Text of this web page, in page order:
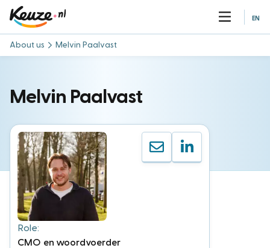
EN
About us Melvin Paalvast
Melvin Paalvast
Role:
CMO en woordvoerder